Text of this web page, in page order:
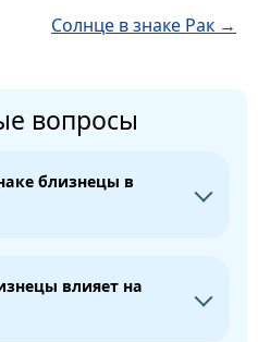
Солнце в знаке Рак →
вопросы
близнецы в
влияет на